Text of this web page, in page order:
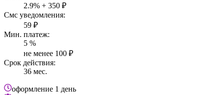
2.9% + 350 ₽
Смс уведомления:
59 ₽
Мин. платеж:
5 %
не менее 100 ₽
Срок действия:
36 мес.
оформление 1 день